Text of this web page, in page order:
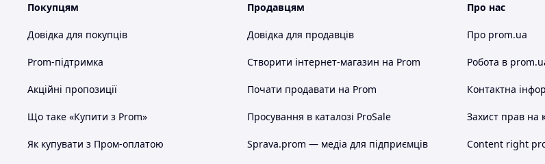
Покупцям
Довідка для покупців
Prom-підтримка
Акційні пропозиції
Що таке «Купити з Prom»
Як купувати з Пром-оплатою
Продавцям
Довідка для продавців
Створити інтернет-магазин на Prom
Почати продавати на Prom
Просування в каталозі ProSale
Sprava.prom — медіа для підприємців
Про нас
Про prom.ua
Робота в
Контактна
Захист прав на
Content right